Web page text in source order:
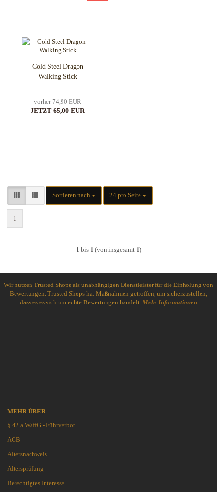
Cold Steel Dragon
Walking Stick
vorher 74,90 EUR
JETZT 65,00 EUR
Sortieren nach
Sortieren nach 24 pro Seite
pro Seite
1
1 bis 1 (von insgesamt 1)
Wir nutzen Trusted Shops als unabhängigen Dienstleister für die Einholung von
Bewertungen. Trusted Shops hat Maßnahmen getroffen, um sicherzustellen,
dass es es sich um echte Bewertungen handelt. Mehr Informationen
MEHR ÜBER...
§ 42 a WaffG - Führverbot
AGB
Altersnachweis
Altersprüfung
Berechtigtes Interesse